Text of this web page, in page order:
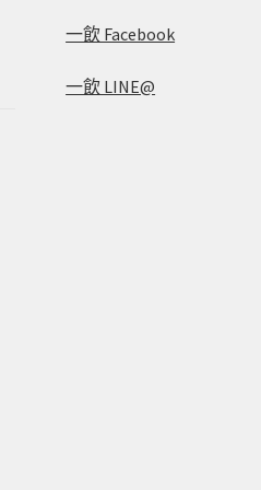
一飲 Facebook
一飲 LINE@